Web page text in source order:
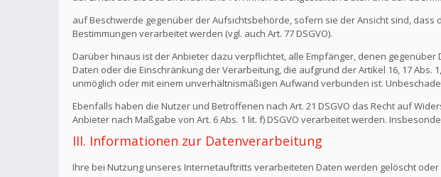
auf Beschwerde gegenüber der Aufsichtsbehörde, sofern sie der Ansicht sind,
Bestimmungen verarbeitet werden (vgl. auch Art. 77 DSGVO).
Darüber hinaus ist der Anbieter dazu verpflichtet, alle Empfänger, denen
Daten oder die Einschränkung der Verarbeitung, die aufgrund der Artikel 16, 17
unmöglich oder mit einem unverhältnismäßigen Aufwand verbunden ist.
Ebenfalls haben die Nutzer und Betroffenen nach Art. 21 DSGVO das Recht auf
Anbieter nach Maßgabe von Art. 6 Abs. 1 lit. f) DSGVO verarbeitet werden.
III. Informationen zur Datenverarbeitung
Ihre bei Nutzung unseres Internetauftritts verarbeiteten Daten werden gelöscht